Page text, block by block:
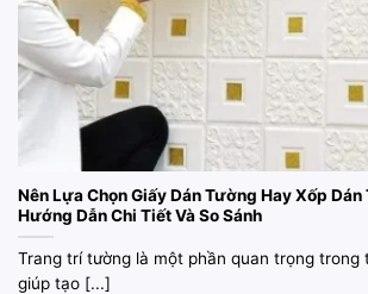
Nên Lựa Chọn Giấy Dán Tường Hay Xốp
Hướng Dẫn Chi Tiết Và So Sánh
Trang trí tường là một phần quan trọng trong
giúp tạo [...]